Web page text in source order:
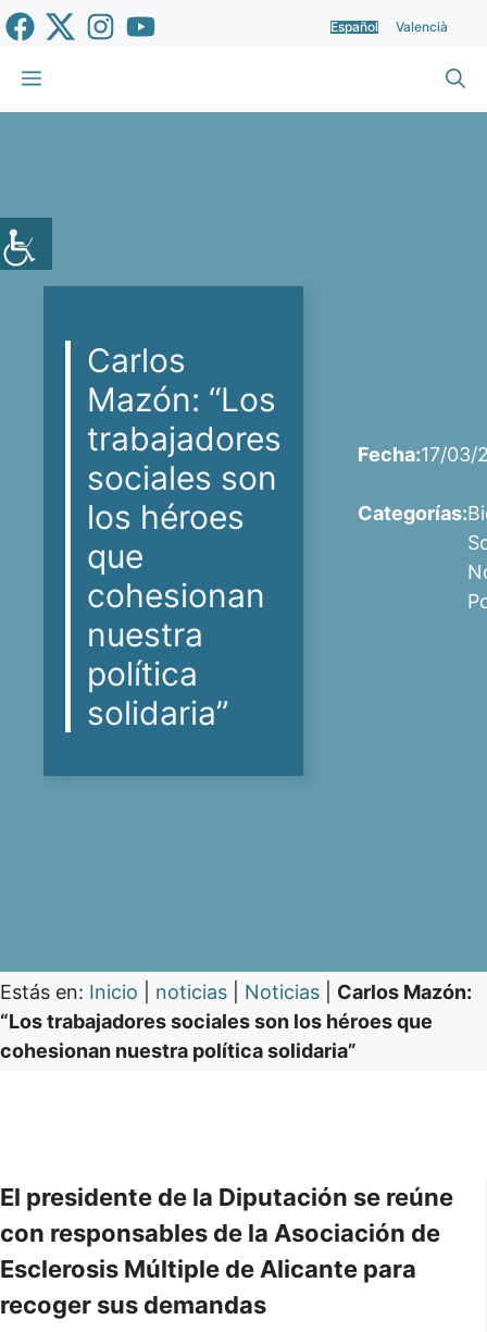
Saltar
al
contenido
Español Valencià
Menú
Carlos
Mazón: “Los
trabajadores
sociales son
los héroes
que
cohesionan
nuestra
política
solidaria”
Fecha:17/03/
Categorías:
Estás en: Inicio noticias Noticias
Carlos Mazón:
“Los trabajadores sociales son los héroes que
cohesionan nuestra política solidaria”
El presidente de la Diputación se reúne
con responsables de la Asociación de
Esclerosis Múltiple de Alicante para
recoger sus demandas